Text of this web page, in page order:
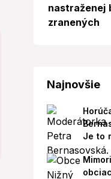
nastraženej
zranených
Najnovšie
Je to